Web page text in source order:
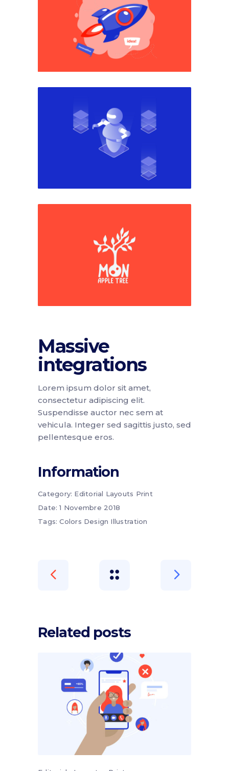
Massive
integrations
Lorem ipsum dolor sit amet,
consectetur adipiscing elit.
Suspendisse auctor nec sem at
vehicula. Integer sed sagittis justo, sed
pellentesque eros.
Information
Category: Editorial Layouts Print
Date: 1 Novembre 2018
Tags: Colors Design Illustration
Related posts